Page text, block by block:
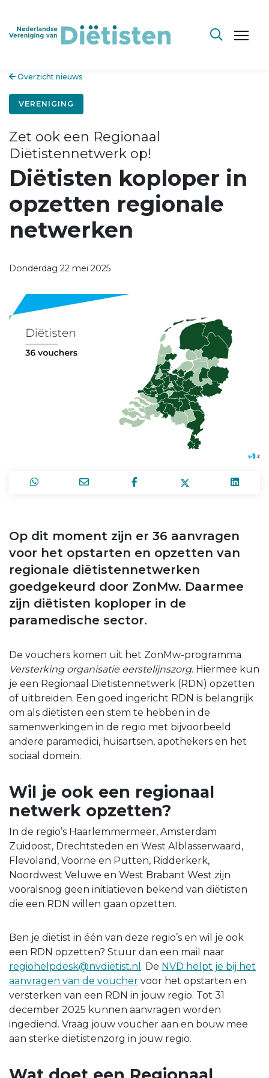
Overzicht nieuws
VERENIGING
Zet ook een Regionaal
Diëtistennetwerk op!
Diëtisten koploper in
opzetten regionale
netwerken
Donderdag 22 mei 2025
Op dit moment zijn er 36 aanvragen
voor het opstarten en opzetten van
regionale diëtistennetwerken
goedgekeurd door ZonMw. Daarmee
zijn diëtisten koploper in de
paramedische sector.
De vouchers komen uit het ZonMw-programma
Versterking organisatie eerstelijnszorg. Hiermee kun
je een Regionaal Diëtistennetwerk (RDN) opzetten
of uitbreiden. Een goed ingericht RDN is belangrijk
om als diëtisten een stem te hebben in de
samenwerkingen in de regio met bijvoorbeeld
andere paramedici, huisartsen, apothekers en het
sociaal domein.
Wil je ook een regionaal
netwerk opzetten?
In de regio’s Haarlemmermeer, Amsterdam
Zuidoost, Drechtsteden en West Alblasserwaard,
Flevoland, Voorne en Putten, Ridderkerk,
Noordwest Veluwe en West Brabant West zijn
vooralsnog geen initiatieven bekend van diëtisten
die een RDN willen gaan opzetten.
Ben je diëtist in één van deze regio’s en wil je ook
een RDN opzetten? Stuur dan een mail naar
regiohelpdesk@nvdiëtist.nl . De NVD helpt je bij het
aanvragen van de voucher voor het opstarten en
versterken van een RDN in jouw regio. Tot 31
december 2025 kunnen aanvragen worden
ingediend. Vraag jouw voucher aan en bouw mee
aan sterke diëtistenzorg in jouw regio.